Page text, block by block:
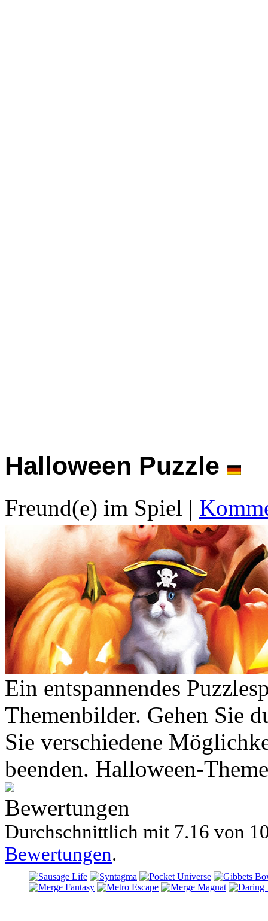
Halloween Puzzle
Freund(e) im Spiel |
Ein entspannendes
Themenbilder. Gehen Sie
Sie verschiedene
beenden. Halloween-
Bewertungen
Durchschnittlich mit 7.16 von
Bewertungen.